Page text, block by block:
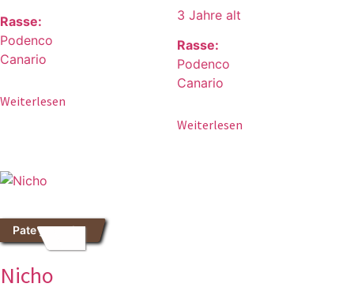
Rasse:
Podenco
Canario
Weiterlesen
3 Jahre alt
Rasse:
Podenco
Canario
Weiterlesen
Pate gesucht
Nicho